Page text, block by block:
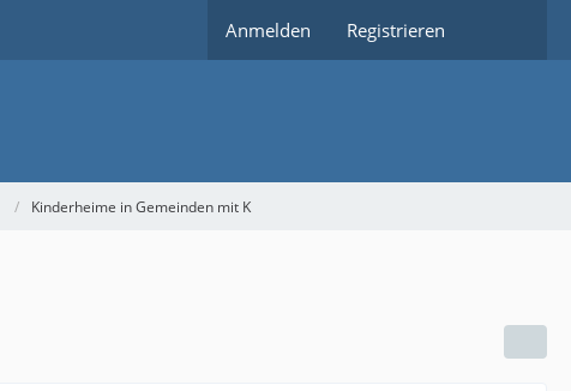
Anmelden Registrieren
Kinderheime in Gemeinden mit K